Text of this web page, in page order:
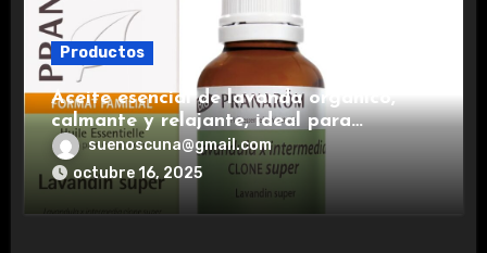
Productos
Aceite esencial de lavanda orgánico,
calmante y relajante, ideal para
aromaterapia.
suenoscuna@gmail.com
octubre 16, 2025